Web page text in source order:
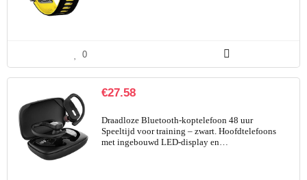
0
€27.58
Draadloze Bluetooth-koptelefoon 48 uur
Speeltijd voor training – zwart. Hoofdtelefoons
met ingebouwd LED-display en…